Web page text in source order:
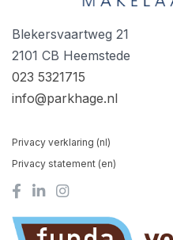
Blekersvaartweg 21
2101 CB Heemstede
023 5321715
info@parkhage.nl
Privacy verklaring (nl)
Privacy statement (en)